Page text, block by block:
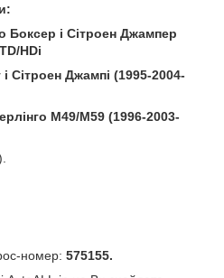
Боксер і Сітроен Джампер
HDi
Сітроен Джампі (1995-2004-
М49/М59 (1996-2003-
номер: 575155.